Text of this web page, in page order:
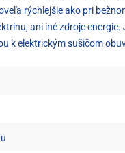
rýchlejšie ako pri
ani iné zdroje
k elektrickým sušičom